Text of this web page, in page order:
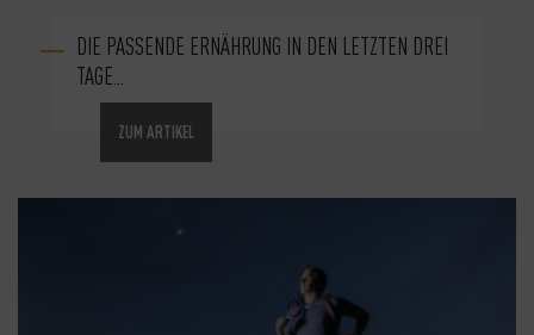
DIE PASSENDE ERNÄHRUNG IN DEN LETZTEN DREI
TAGE...
ZUM ARTIKEL